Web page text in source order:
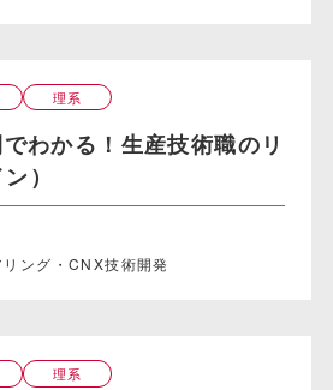
理系
わかる！生産技術職のリ
）
ング・CNX技術開発
理系